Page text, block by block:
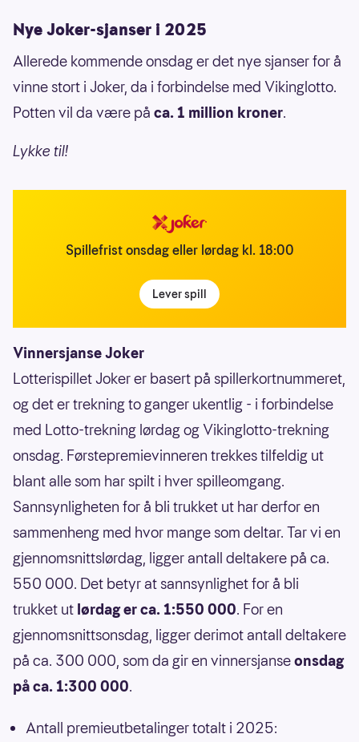
Nye Joker-sjanser i 2025
Allerede kommende onsdag er det nye sjanser for å
vinne stort i Joker, da i forbindelse med Vikinglotto.
Potten vil da være på ca. 1 million kroner.
Lykke til!
Spillefrist onsdag eller lørdag kl. 18:00
Lever spill
Vinnersjanse Joker
Lotterispillet Joker er basert på spillerkortnummeret,
og det er trekning to ganger ukentlig - i forbindelse
med Lotto-trekning lørdag og Vikinglotto-trekning
onsdag. Førstepremievinneren trekkes tilfeldig ut
blant alle som har spilt i hver spilleomgang.
Sannsynligheten for å bli trukket ut har derfor en
sammenheng med hvor mange som deltar. Tar vi en
gjennomsnittslørdag, ligger antall deltakere på ca.
550 000. Det betyr at sannsynlighet for å bli
trukket ut lørdag er ca. 1:550 000. For en
gjennomsnittsonsdag, ligger derimot antall deltakere
på ca. 300 000, som da gir en vinnersjanseonsdag
på ca. 1:300 000.
Antall premieutbetalinger totalt i 2025: